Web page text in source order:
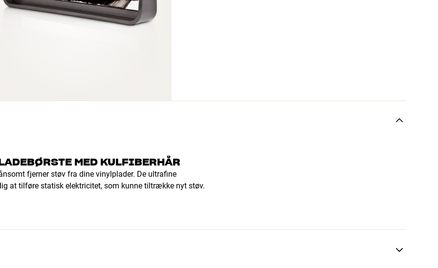
MED KULFIBERHÅR
fjerner støv fra dine vinylplader. De ultrafine
at tilføre statisk elektricitet, som kunne tiltrække nyt støv.